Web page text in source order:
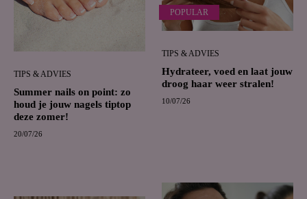
TIPS & ADVIES
Summer nails on point: zo
houd je jouw nagels tiptop
deze zomer!
20/07/26
POPULAR
TIPS & ADVIES
Hydrateer, voed en laat jouw
droog haar weer stralen!
10/07/26